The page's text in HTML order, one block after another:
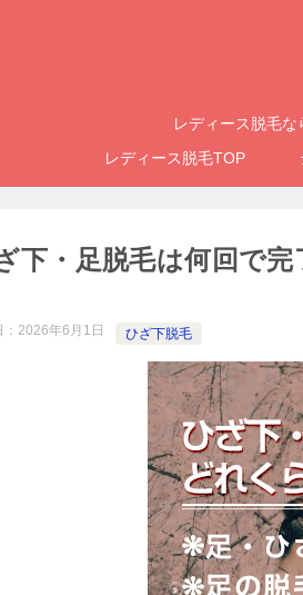
レディース脱毛
レディース脱毛TOP
下・足脱毛は何回で
2026年6月1日 ひざ下脱毛